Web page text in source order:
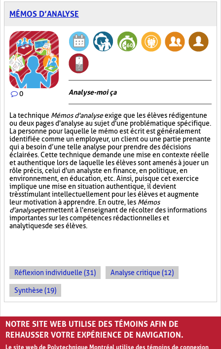
MÉMOS D’ANALYSE
0 Analyse-moi ça
La technique Mémos d'analyseexige que les élèves rédigent une
ou deux pages d'analyse au sujet d'une problématique spécifique.
La personne pour laquelle le mémo est écrit est généralement
identifiée comme un employeur, un client ou une partie prenante
qui a besoin d’une telle analyse pour prendre des décisions
éclairées. Cette technique demande une mise en contexte réelle
et authentique lors de laquelle les élèves sont amenés à jouer un
rôle précis, celui d'un analyste en finance, en politique, en
environnement, en éducation, etc. Ainsi, puisque cet exercice
implique une mise en situation authentique, il devient
très stimulant intellectuellement pour les élèves et augmente
leur motivation à apprendre. En outre, les Mémos
d'analysepermettent à l'enseignant de récolter des informations
importantes sur les compétences rédactionnelles et
analytiques de ses élèves.
Réflexion individuelle (31) Analyse critique (12)
Synthèse (19)
PAGES
1 2 3 4 5 › »
NOTRE SITE WEB UTILISE DES TÉMOINS AFIN DE
REHAUSSER VOTRE EXPÉRIENCE DE NAVIGATION.
Le site web de Polytechnique Montréal utilise des témoins de connexion